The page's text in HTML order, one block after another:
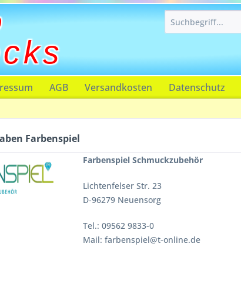
AGB Versandkosten Datenschutz
Farbenspiel
Farbenspiel Schmuckzubehör
Lichtenfelser Str. 23
D-96279 Neuensorg
Tel.: 09562 9833-0
Mail: farbenspiel@t-online.de